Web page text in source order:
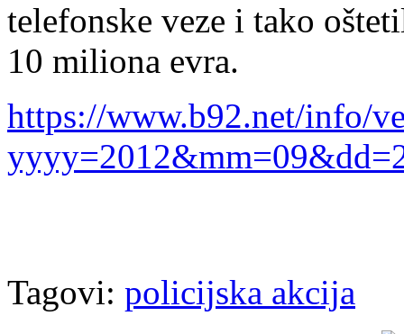
telefonske veze i tako
10 miliona evra.
https://www.b92.net/info/
Tagovi: policijska akcija